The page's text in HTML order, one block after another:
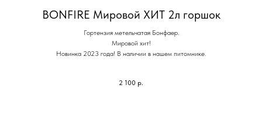
BONFIRE Мировой ХИТ 2л горшок
Гортензия метельчатая Бонфаер.
Мировой хит!
Новинка 2023 года! В наличии в нашем питомнике.
2 100 р.